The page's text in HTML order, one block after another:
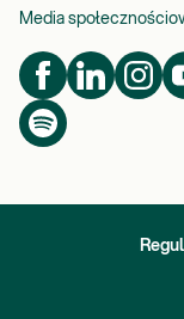
Media